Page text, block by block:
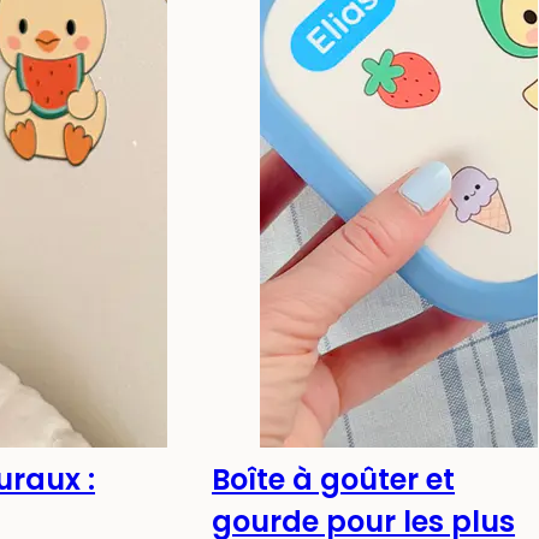
:
-25%
Boîte à goûter et
gourde pour les plus